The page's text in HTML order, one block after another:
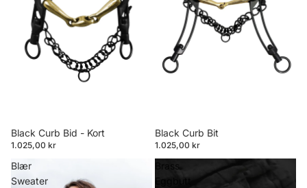
Black Curb Bid - Kort
1.025,00 kr
Black Curb Bit
1.025,00 kr
Blær
Sweater
Brass
Eggbutt